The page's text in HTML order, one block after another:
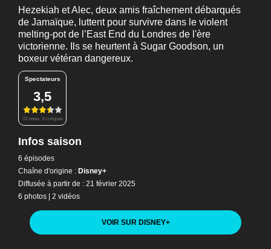
Hezekiah et Alec, deux amis fraîchement débarqués
de Jamaïque, luttent pour survivre dans le violent
melting-pot de l’East End du Londres de l'ère
victorienne. Ils se heurtent à Sugar Goodson, un
boxeur vétéran dangereux.
Spectateurs
3,5
33 notes, 3 critiques
Infos saison
6 épisodes
Chaîne d'origine : Disney+
Diffusée à partir de : 21 février 2025
6 photos | 2 vidéos
VOIR SUR DISNEY+